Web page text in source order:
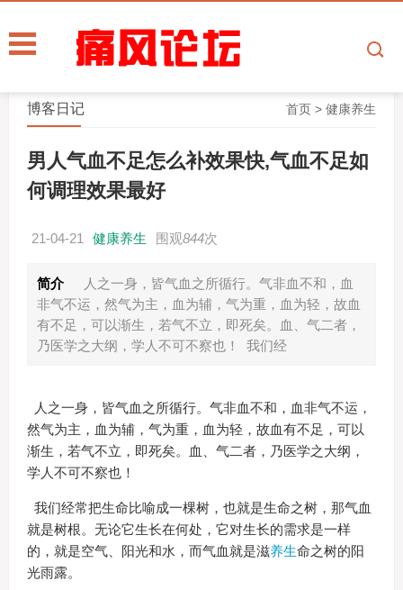
首页 >健康养生
博客日记
男人气血不足怎么补效果快,气血不足如
何调理效果最好
21-04-21 健康养生 围观844次
简介
人之一身，皆气血之所循行。气非血不和，血
非气不运，然气为主，血为辅，气为重，血为轻，故血
有不足，可以渐生，若气不立，即死矣。血、气二者，
乃医学之大纲，学人不可不察也！ 我们经
人之一身，皆气血之所循行。气非血不和，血非气不运，
然气为主，血为辅，气为重，血为轻，故血有不足，可以
渐生，若气不立，即死矣。血、气二者，乃医学之大纲，
学人不可不察也！
我们经常把生命比喻成一棵树，也就是生命之树，那气血
就是树根。无论它生长在何处，它对生长的需求是一样
的，就是空气、阳光和水，而气血就是滋养生命之树的阳
光雨露。